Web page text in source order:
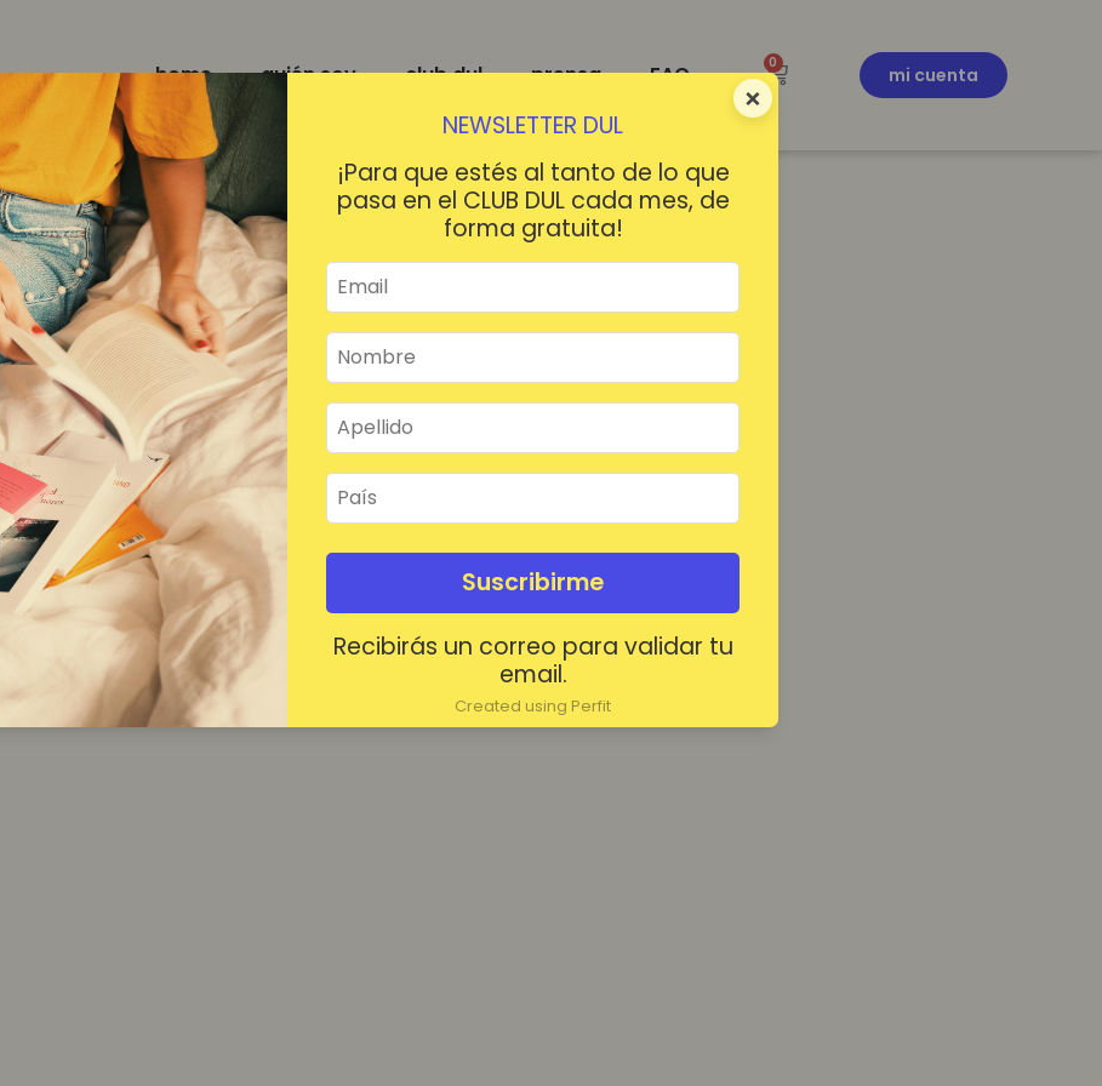
×
NEWSLETTER DUL
¡Para que estés al tanto de lo que
pasa en el CLUB DUL cada mes, de
forma gratuita!
Suscribirme
Recibirás un correo para validar tu
email.
Created using Perfit
home quién soy club dul prensa FAQ 0
mi cuenta
¡HOLA!
Mantenerme conectado ¿Contraseña olvidada?
Acceder